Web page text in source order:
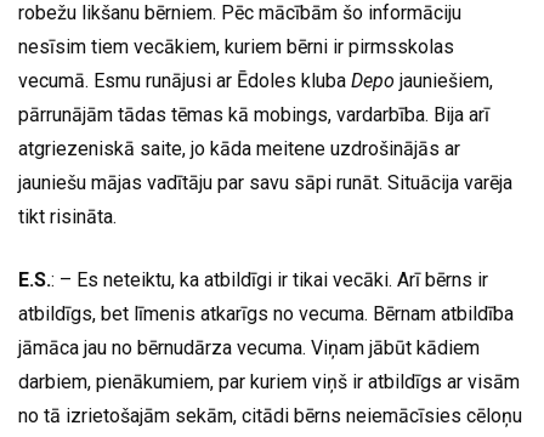
robežu likšanu bērniem. Pēc mācībām šo informāciju
nesīsim tiem vecākiem, kuriem bērni ir pirmsskolas
vecumā. Esmu runājusi ar Ēdoles kluba Depo jauniešiem,
pārrunājām tādas tēmas kā mobings, vardarbība. Bija arī
atgriezeniskā saite, jo kāda meitene uzdrošinājās ar
jauniešu mājas vadītāju par savu sāpi runāt. Situācija varēja
tikt risināta.
E.S.: – Es neteiktu, ka atbildīgi ir tikai vecāki. Arī bērns ir
atbildīgs, bet līmenis atkarīgs no vecuma. Bērnam atbildība
jāmāca jau no bērnudārza vecuma. Viņam jābūt kādiem
darbiem, pienākumiem, par kuriem viņš ir atbildīgs ar visām
no tā izrietošajām sekām, citādi bērns neiemācīsies cēloņu